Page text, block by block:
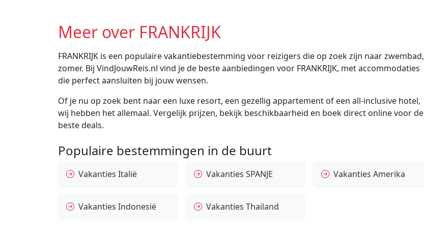
Meer over FRANKRIJK
FRANKRIJK is een populaire vakantiebestemming voor reizigers die op zoek zijn naar zwembad,
zomer. Bij VindJouwReis.nl vind je de beste aanbiedingen voor FRANKRIJK, met accommodaties
die perfect aansluiten bij jouw wensen.
Of je nu op zoek bent naar een luxe resort, een gezellig appartement of een all-inclusive hotel,
wij hebben het allemaal. Vergelijk prijzen, bekijk beschikbaarheid en boek direct online voor de
beste deals.
Populaire bestemmingen in de buurt
Vakanties Italië Vakanties SPANJE Vakanties Amerika
Vakanties Indonesië Vakanties Thailand